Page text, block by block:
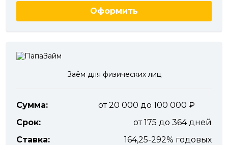
Оформить
Заём для физических лиц
Сумма:
от 20 000 до 100 000
Срок:
от 175 до 364 дней
Ставка:
164,25-292% годовых